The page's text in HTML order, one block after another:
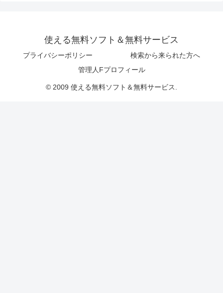
使える無料ソフト＆無料サービス
プライバシーポリシー
検索から来られた方へ
管理人Fプロフィール
© 2009 使える無料ソフト＆無料サービス.